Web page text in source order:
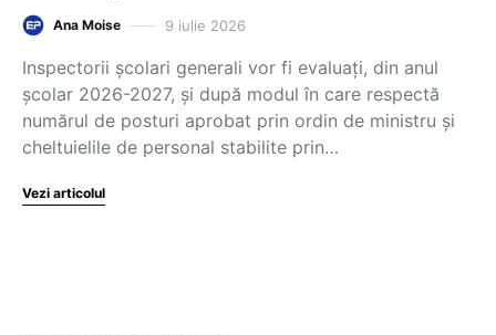
Ana Moise 9 iulie 2026
Inspectorii școlari generali vor fi evaluați, din anul
școlar 2026-2027, și după modul în care respectă
numărul de posturi aprobat prin ordin de ministru și
cheltuielile de personal stabilite prin…
Vezi articolul